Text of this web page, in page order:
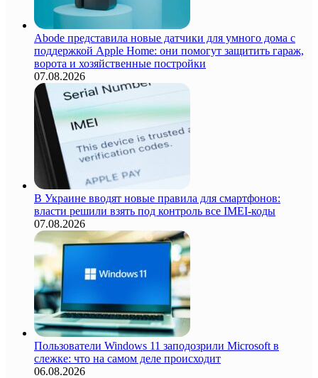
Abode представила новые датчики для умного дома с
поддержкой Apple Home: они помогут защитить гараж,
ворота и хозяйственные постройки
07.08.2026
В Украине вводят новые правила для смартфонов:
власти решили взять под контроль все IMEI-коды
07.08.2026
Пользователи Windows 11 заподозрили Microsoft в
слежке: что на самом деле происходит
06.08.2026